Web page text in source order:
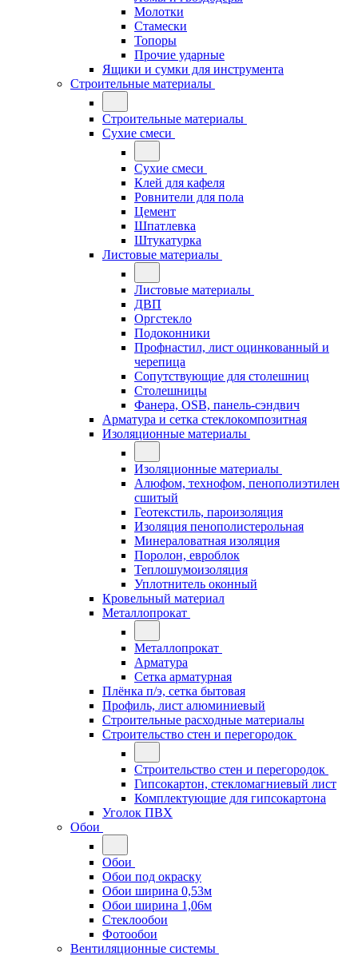
Молотки
Стамески
Топоры
Прочие ударные
Ящики и сумки для инструмента
Строительные материалы
Строительные материалы
Сухие смеси
Сухие смеси
Клей для кафеля
Ровнители для пола
Цемент
Шпатлевка
Штукатурка
Листовые материалы
Листовые материалы
ДВП
Оргстекло
Подоконники
Профнастил, лист оцинкованный и
черепица
Сопутствующие для столешниц
Столешницы
Фанера, OSB, панель-сэндвич
Арматура и сетка стеклокомпозитная
Изоляционные материалы
Изоляционные материалы
Алюфом, технофом, пенополиэтилен
сшитый
Геотекстиль, пароизоляция
Изоляция пенополистерольная
Минераловатная изоляция
Поролон, евроблок
Теплошумоизоляция
Уплотнитель оконный
Кровельный материал
Металлопрокат
Металлопрокат
Арматура
Сетка арматурная
Плёнка п/э, сетка бытовая
Профиль, лист алюминиевый
Строительные расходные материалы
Строительство стен и перегородок
Строительство стен и перегородок
Гипсокартон, стекломагниевый лист
Комплектующие для гипсокартона
Уголок ПВХ
Обои
Обои
Обои под окраску
Обои ширина 0,53м
Обои ширина 1,06м
Стеклообои
Фотообои
Вентиляционные системы